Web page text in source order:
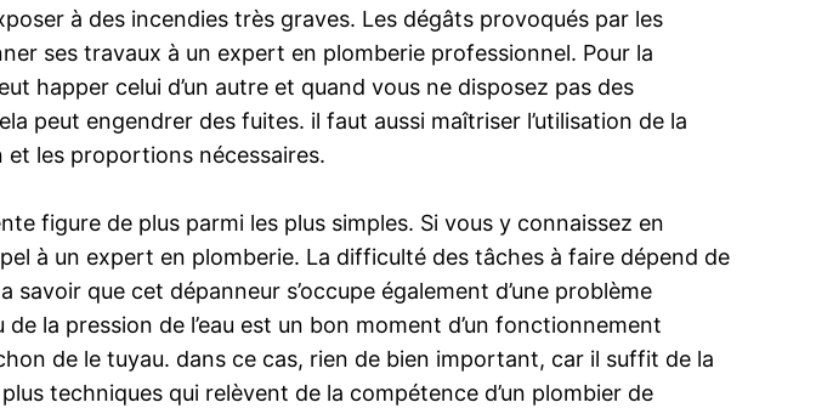
à des incendies très graves. Les dégâts provoqués par les
ses travaux à un expert en plomberie professionnel. Pour la
happer celui d’un autre et quand vous ne disposez pas des
peut engendrer des fuites. il faut aussi maîtriser l’utilisation de la
les proportions nécessaires.
figure de plus parmi les plus simples. Si vous y connaissez en
à un expert en plomberie. La difficulté des tâches à faire dépend de
que cet dépanneur s’occupe également d’une problème
la pression de l’eau est un bon moment d’un fonctionnement
de le tuyau. dans ce cas, rien de bien important, car il suffit de la
techniques qui relèvent de la compétence d’un plombier de